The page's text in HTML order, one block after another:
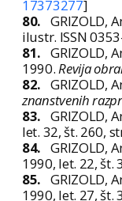
17373277]
80. GRIZOLD,
ilustr. ISSN
81. GRIZOLD,
1990.Revija
82. GRIZOLD,
znanstvenih
83. GRIZOLD,
let. 32, št. 260,
84. GRIZOLD,
1990, let. 22, št.
85. GRIZOLD,
1990, let. 27, št.